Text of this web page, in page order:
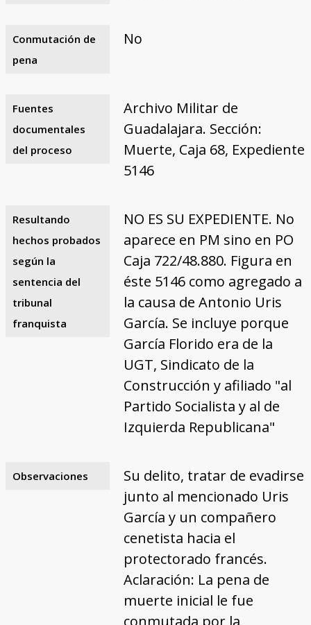
Conmutación de
pena
No
Fuentes
documentales
del proceso
Archivo Militar de
Guadalajara. Sección:
Muerte, Caja 68, Expediente
5146
Resultando
hechos probados
según la
sentencia del
tribunal
franquista
NO ES SU EXPEDIENTE. No
aparece en PM sino en PO
Caja 722/48.880. Figura en
éste 5146 como agregado a
la causa de Antonio Uris
García. Se incluye porque
García Florido era de la
UGT, Sindicato de la
Construcción y afiliado "al
Partido Socialista y al de
Izquierda Republicana"
Observaciones
Su delito, tratar de evadirse
junto al mencionado Uris
García y un compañero
cenetista hacia el
protectorado francés.
Aclaración: La pena de
muerte inicial le fue
conmutada por la